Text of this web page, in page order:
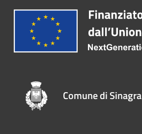
Comune di Sinagra